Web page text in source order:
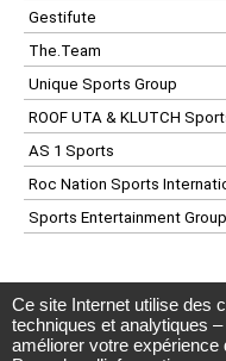
Observatoire du football CIES
Avenue DuPeyrou 1, 2000
(Suisse)
Ce site Internet utilise des
techniques et analytiques
améliorer votre expérience